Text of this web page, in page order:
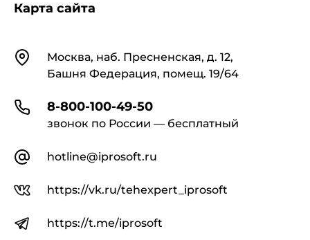
КонтактыМосква, наб. Пресненская, д. 12,
Башня Федерация, помещ. 19/64
8-800-100-49-50
звонок по России — бесплатный
hotline@iprosoft.ru
https://vk.ru/tehexpert_iprosoft
https://t.me/iprosoft
Карта сайта